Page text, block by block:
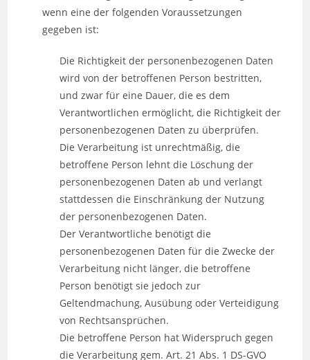
wenn eine der folgenden Voraussetzungen
gegeben ist:
Die Richtigkeit der personenbezogenen Daten
wird von der betroffenen Person bestritten,
und zwar für eine Dauer, die es dem
Verantwortlichen ermöglicht, die Richtigkeit der
personenbezogenen Daten zu überprüfen.
Die Verarbeitung ist unrechtmäßig, die
betroffene Person lehnt die Löschung der
personenbezogenen Daten ab und verlangt
stattdessen die Einschränkung der Nutzung
der personenbezogenen Daten.
Der Verantwortliche benötigt die
personenbezogenen Daten für die Zwecke der
Verarbeitung nicht länger, die betroffene
Person benötigt sie jedoch zur
Geltendmachung, Ausübung oder Verteidigung
von Rechtsansprüchen.
Die betroffene Person hat Widerspruch gegen
die Verarbeitung gem. Art. 21 Abs. 1 DS-GVO